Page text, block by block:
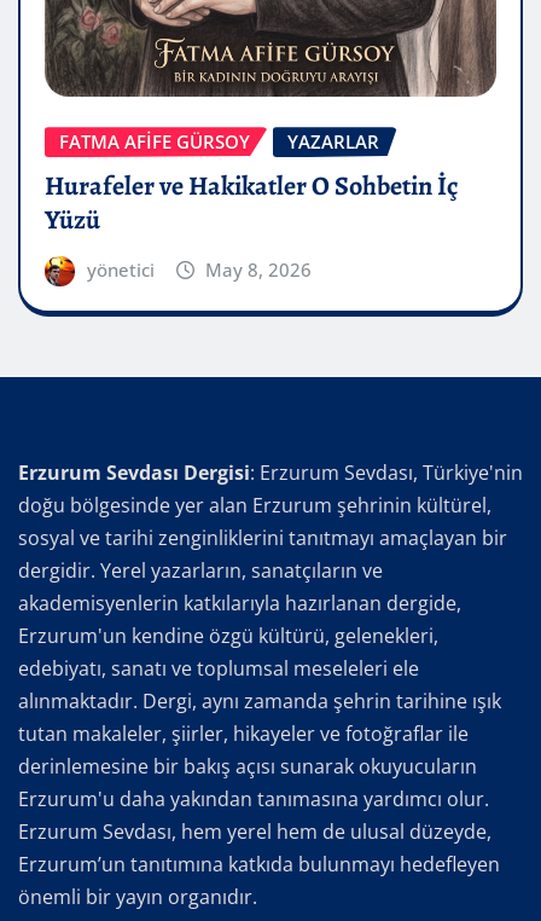
FATMA AFİFE GÜRSOY YAZARLAR
Hurafeler ve Hakikatler O Sohbetin İç
Yüzü
yönetici May 8, 2026
Erzurum Sevdası Dergisi: Erzurum Sevdası, Türkiye'nin
doğu bölgesinde yer alan Erzurum şehrinin kültürel,
sosyal ve tarihi zenginliklerini tanıtmayı amaçlayan bir
dergidir. Yerel yazarların, sanatçıların ve
akademisyenlerin katkılarıyla hazırlanan dergide,
Erzurum'un kendine özgü kültürü, gelenekleri,
edebiyatı, sanatı ve toplumsal meseleleri ele
alınmaktadır. Dergi, aynı zamanda şehrin tarihine ışık
tutan makaleler, şiirler, hikayeler ve fotoğraflar ile
derinlemesine bir bakış açısı sunarak okuyucuların
Erzurum'u daha yakından tanımasına yardımcı olur.
Erzurum Sevdası, hem yerel hem de ulusal düzeyde,
Erzurum’un tanıtımına katkıda bulunmayı hedefleyen
önemli bir yayın organıdır.